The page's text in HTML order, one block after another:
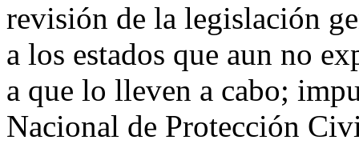
revisión de la legislación
a los estados que aun no
a que lo lleven a cabo;
Nacional de Protección